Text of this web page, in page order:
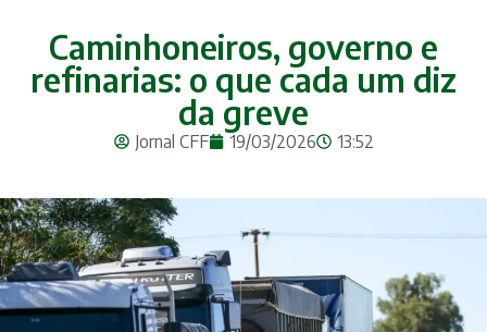
Caminhoneiros, governo e
refinarias: o que cada um diz
da greve
Jornal CFF 19/03/2026 13:52